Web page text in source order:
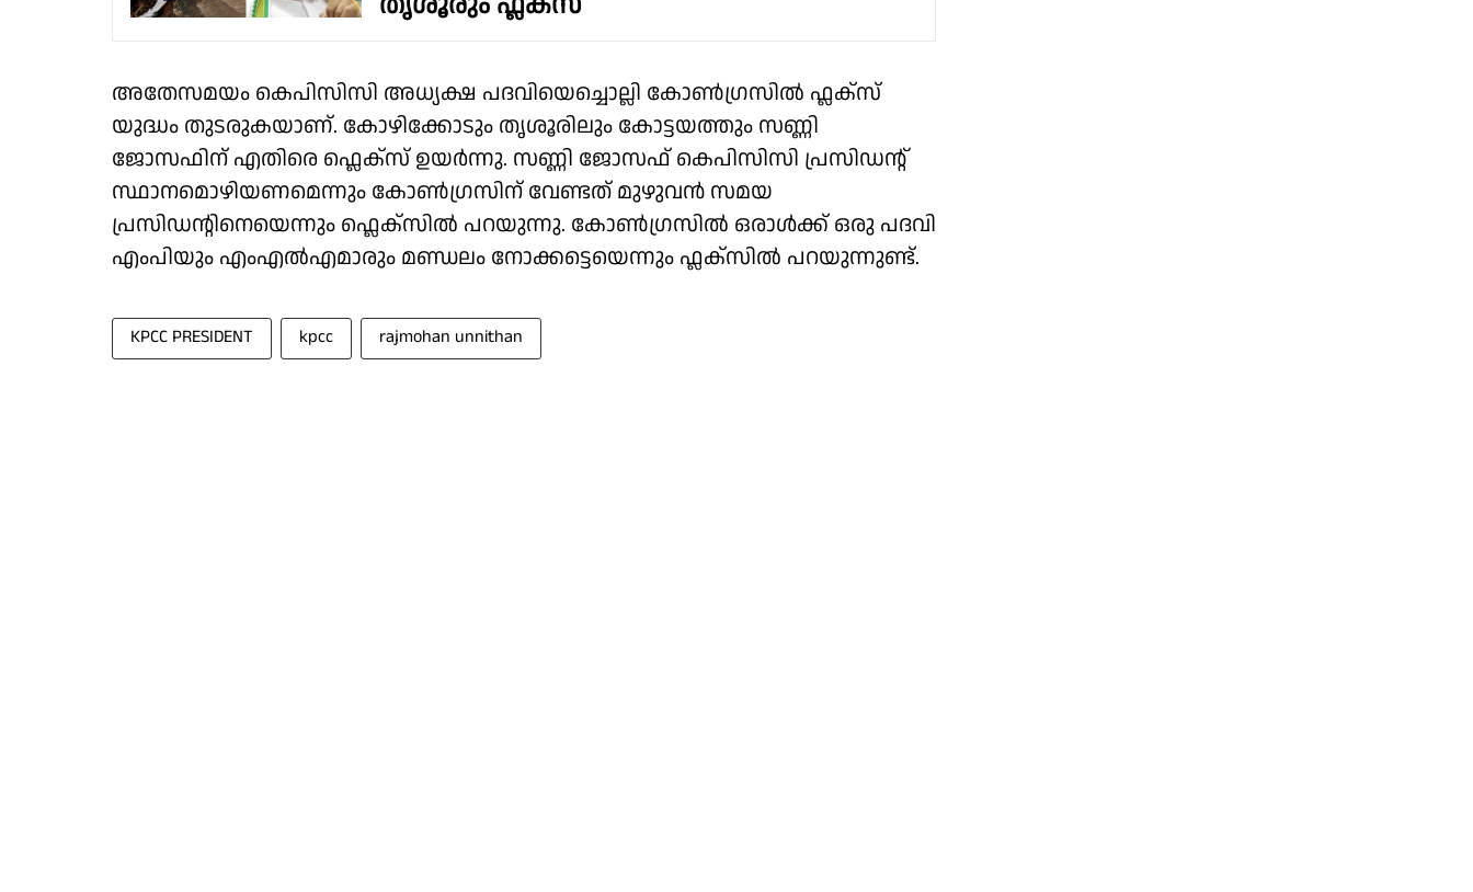
അതേസമയം കെപിസിസി അധ്യക്ഷ പദവിയെച്ചൊല്ലി കോൺഗ്രസിൽ ഫ്ലക്സ്
യുദ്ധം തുടരുകയാണ്. കോഴിക്കോടും തൃശൂരിലും കോട്ടയത്തും സണ്ണി
ജോസഫിന് എതിരെ ഫ്ലെക്സ് ഉയർന്നു. സണ്ണി ജോസഫ് കെപിസിസി പ്രസിഡൻ്റ്
സ്ഥാനമൊഴിയണമെന്നും കോൺഗ്രസിന് വേണ്ടത് മുഴുവൻ സമയ
പ്രസിഡന്റിനെയെന്നും ഫ്ലെക്സിൽ പറയുന്നു. കോൺഗ്രസിൽ ഒരാൾക്ക് ഒരു പദവി
എംപിയും എംഎൽഎമാരും മണ്ഡലം നോക്കട്ടെയെന്നും ഫ്ലക്സിൽ പറയുന്നുണ്ട്.
KPCC PRESIDENT kpcc rajmohan unnithan